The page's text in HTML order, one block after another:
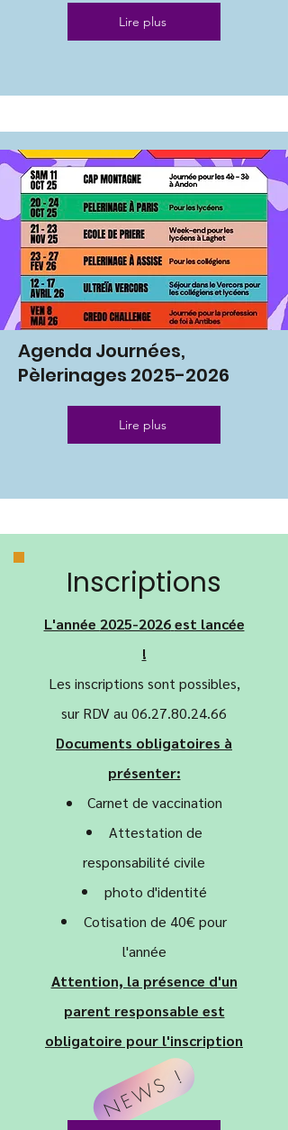
Lire plus
Agenda Journées,
Pèlerinages 2025-2026
Lire plus
Inscriptions
L'année 2025-2026 est lancée
!
Les inscriptions sont possibles,
sur RDV au 06.27.80.24.66
​Documents obligatoires à
présenter:
Carnet de vaccination
Attestation de
responsabilité civile
photo d'identité
Cotisation de 40€ pour
l'année
Attention, la présence d'un
parent responsable est
obligatoire pour l'inscription
NEWS !